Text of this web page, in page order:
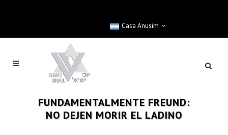
Casa Anusim
FUNDAMENTALMENTE FREUND:
NO DEJEN MORIR EL LADINO